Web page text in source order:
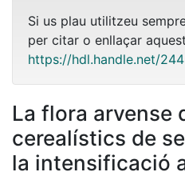
Si us plau utilitzeu
per citar o enllaçar
https://hdl.handle.net/
La flora arvense
cerealístics de
la intensificació